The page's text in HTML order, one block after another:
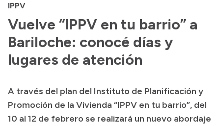
Normativa
Historia
IPPV
Vuelve “IPPV en tu barrio” a
Bariloche: conocé días y
lugares de atención
A través del plan del Instituto de Planificación y
Promoción de la Vivienda “IPPV en tu barrio”, del
10 al 12 de febrero se realizará un nuevo abordaje